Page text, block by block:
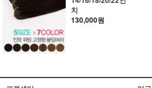
치
130,000원